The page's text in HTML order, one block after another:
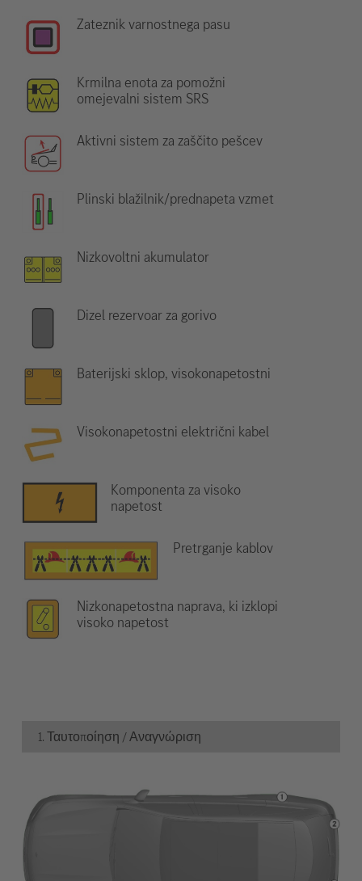
Zateznik varnostnega pasu
Krmilna enota za pomožni
omejevalni sistem SRS
Aktivni sistem za zaščito pešcev
Plinski blažilnik/prednapeta vzmet
Nizkovoltni akumulator
Dizel rezervoar za gorivo
Baterijski sklop, visokonapetostni
Visokonapetostni električni kabel
Komponenta za visoko
napetost
Pretrganje kablov
Nizkonapetostna naprava, ki izklopi
visoko napetost
1. Ταυτοποίηση / Αναγνώριση